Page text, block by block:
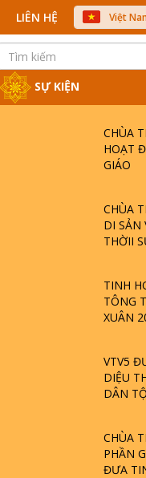
LIÊN HỆ
Việt
中文
SỰ KIỆN
CHÙA
HOẠT
GIÁO
CHÙA
DI SẢN
THỜII
TINH
TÔNG
XUÂN
VTV5
DIỆU
DÂN
CHÙA
PHẦN
ĐƯA